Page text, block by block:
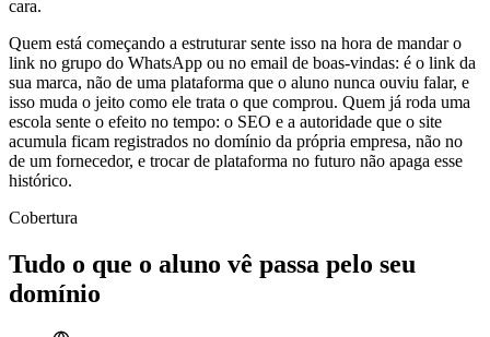
cara.
Quem está começando a estruturar sente isso na hora de mandar o
link no grupo do WhatsApp ou no email de boas-vindas: é o link da
sua marca, não de uma plataforma que o aluno nunca ouviu falar, e
isso muda o jeito como ele trata o que comprou. Quem já roda uma
escola sente o efeito no tempo: o SEO e a autoridade que o site
acumula ficam registrados no domínio da própria empresa, não no
de um fornecedor, e trocar de plataforma no futuro não apaga esse
histórico.
Cobertura
Tudo o que o aluno vê passa pelo seu
domínio